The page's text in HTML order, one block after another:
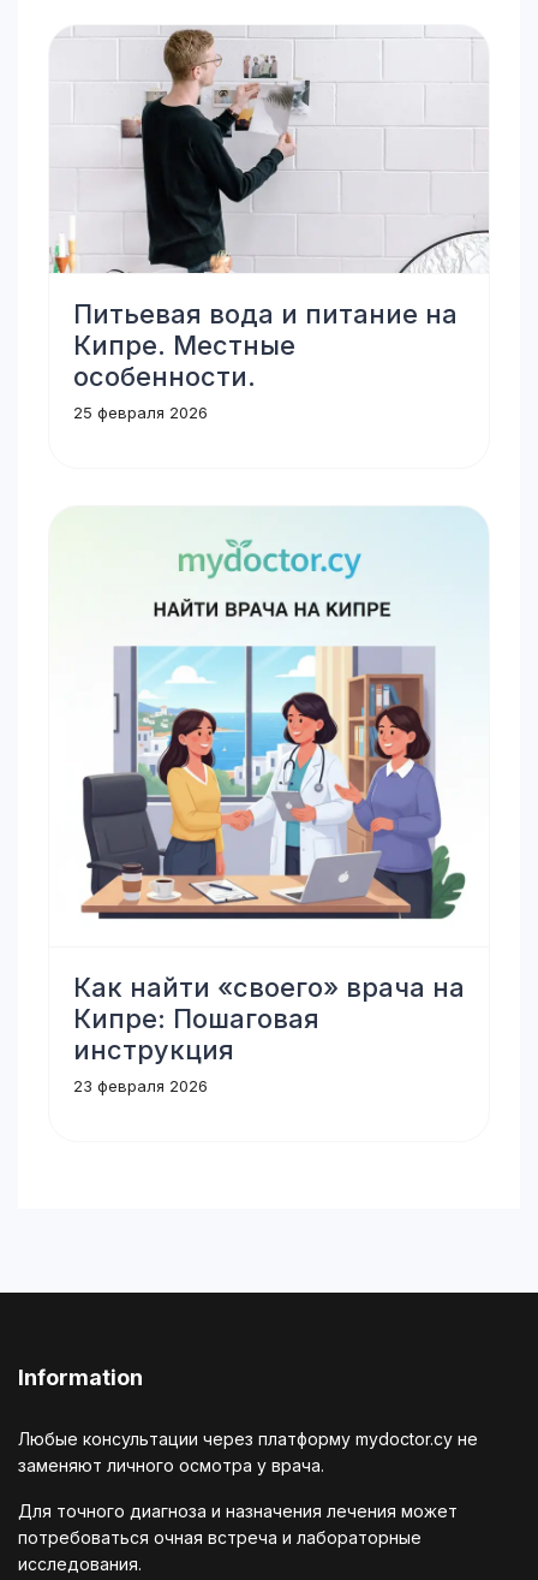
Питьевая вода и питание на
Кипре. Местные
особенности.
25 февраля 2026
Как найти «своего» врача на
Кипре: Пошаговая
инструкция
23 февраля 2026
Information
Любые консультации через платформу mydoctor.cy не
заменяют личного осмотра у врача.
Для точного диагноза и назначения лечения может
потребоваться очная встреча и лабораторные
исследования.